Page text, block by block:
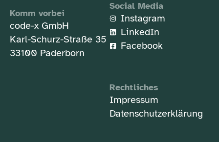
Komm vorbei
code-x GmbH
Karl-Schurz-Straße 35
33100 Paderborn
Social Media
Instagram
LinkedIn
Facebook
Rechtliches
Impressum
Datenschutzerklärung